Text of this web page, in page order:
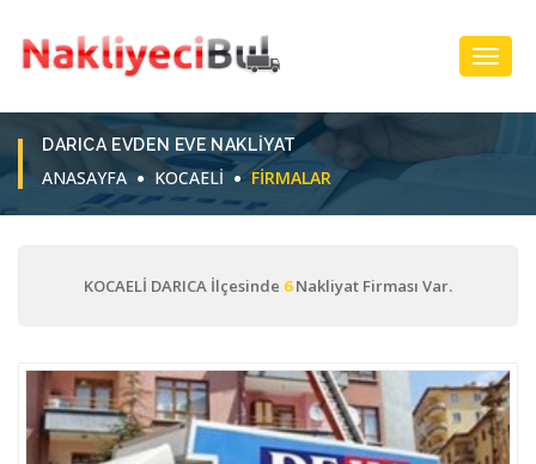
DARICA EVDEN EVE NAKLIYAT
ANASAYFA KOCAELİ FIRMALAR
KOCAELİ DARICA İlçesinde 6Nakliyat Firması Var.